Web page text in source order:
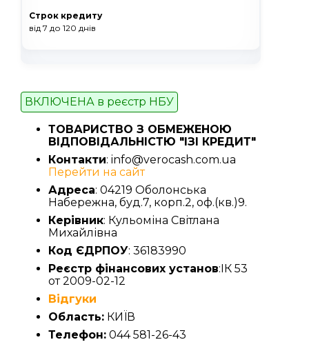
Строк кредиту
від 7 до 120 днів
ВКЛЮЧЕНА в реєстр НБУ
ТОВАРИСТВО З ОБМЕЖЕНОЮ
ВІДПОВІДАЛЬНІСТЮ "ІЗІ КРЕДИТ"
Контакти: info@verocash.com.ua
Перейти на сайт
Адреса: 04219 Оболонська
Набережна, буд.7, корп.2, оф.(кв.)9.
Керівник: Кульоміна Світлана
Михайлівна
Код ЄДРПОУ: 36183990
Реєстр фінансових установ:ІК 53
от 2009-02-12
Відгуки
Область: КИЇВ
Телефон: 044 581-26-43